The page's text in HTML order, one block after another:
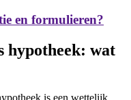
en formulieren?
hypotheek: wat
is een wettelijk